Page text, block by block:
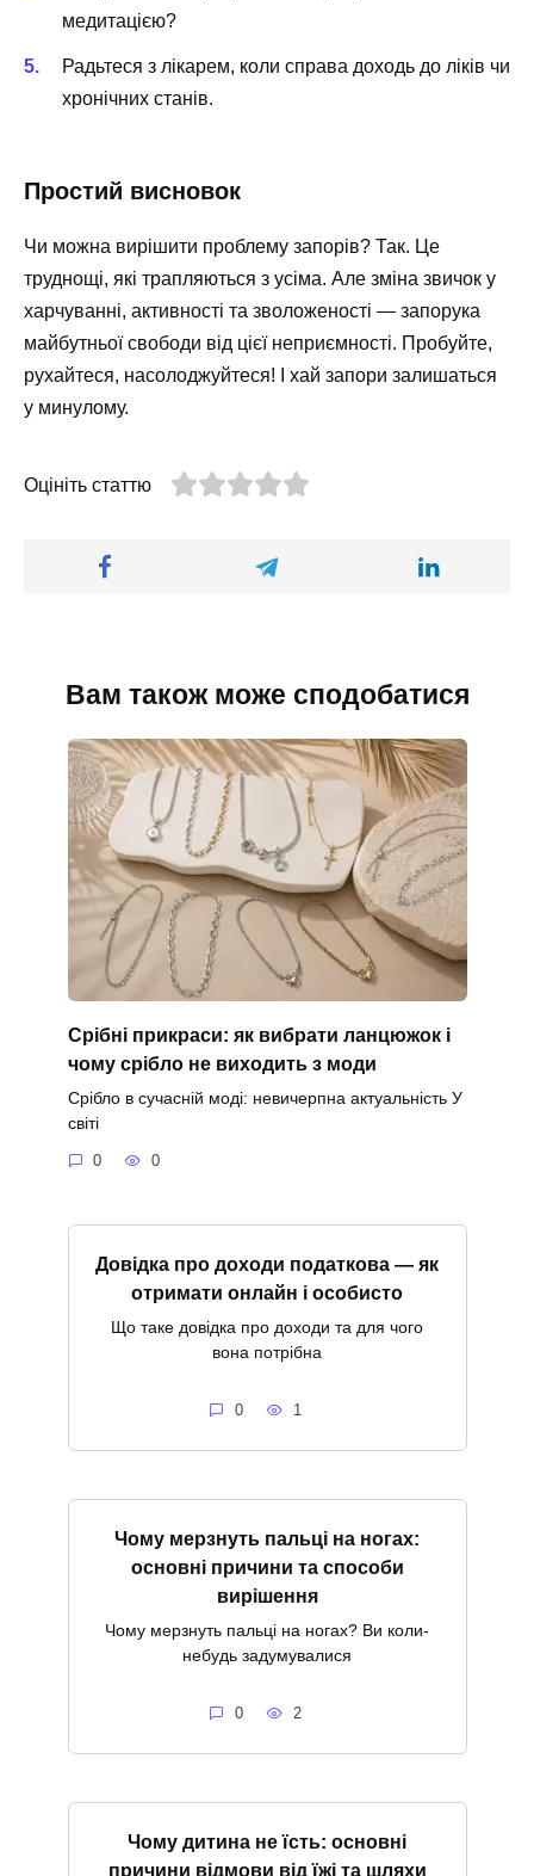
медитацією?
Радьтеся з лікарем, коли справа доходь до ліків чи
хронічних станів.
Простий висновок
Чи можна вирішити проблему запорів? Так. Це
труднощі, які трапляються з усіма. Але зміна звичок у
харчуванні, активності та зволоженості — запорука
майбутньої свободи від цієї неприємності. Пробуйте,
рухайтеся, насолоджуйтеся! І хай запори залишаться
у минулому.
Оцініть статтю
Вам також може сподобатися
Срібні прикраси: як вибрати ланцюжок і
чому срібло не виходить з моди
Срібло в сучасній моді: невичерпна актуальність У
світі
0 0
Довідка про доходи податкова — як
отримати онлайн і особисто
Що таке довідка про доходи та для чого
вона потрібна
0 1
Чому мерзнуть пальці на ногах:
основні причини та способи
вирішення
Чому мерзнуть пальці на ногах? Ви коли-
небудь задумувалися
0 2
Чому дитина не їсть: основні
причини відмови від їжі та шляхи